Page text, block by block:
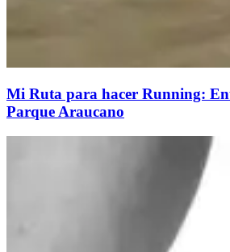
Mi Ruta para hacer Running:
Parque Araucano